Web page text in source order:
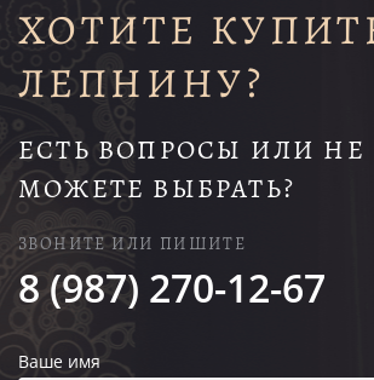
ХОТИТЕ
ЛЕПНИНУ?
ЕСТЬ ВОПРОСЫ ИЛИ НЕ
МОЖЕТЕ ВЫБРАТЬ?
ЗВОНИТЕ ИЛИ ПИШИТЕ
8 (987) 270-12-67
Ваше имя